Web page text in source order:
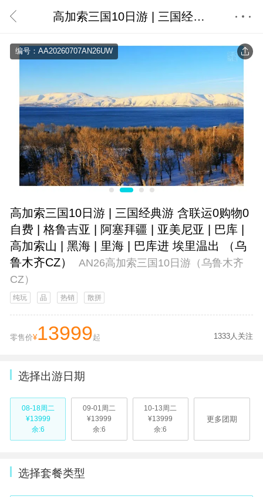
高加索三国10日游 | 三国经典游 含联运0购物0自费 | 格鲁吉亚 | 阿塞拜疆 | 亚美尼亚 | 巴库 | 高加索山 | 黑海 | 里海 | 巴库进 埃里温出 （乌鲁木齐CZ）
编号：AA20260707AN26UW
高加索三国10日游 | 三国经典游 含联运0购物0
自费 | 格鲁吉亚 | 阿塞拜疆 | 亚美尼亚 | 巴库 |
高加索山 | 黑海 | 里海 | 巴库进 埃里温出 （乌
鲁木齐CZ）
AN26高加索三国10日游（乌鲁木齐
CZ）
纯玩 品 热销 散拼
零售价¥13999起 1333人关注
选择出游日期
08-18周二
¥13999
余:6
09-01周二
¥13999
余:6
10-13周二
¥13999
余:6
更多团期
选择套餐类型